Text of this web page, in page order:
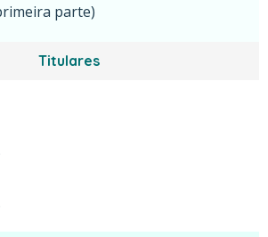
parte)
Titulares